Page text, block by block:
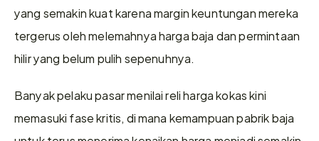
yang semakin kuat karena margin keuntungan mereka
tergerus oleh melemahnya harga baja dan permintaan
hilir yang belum pulih sepenuhnya.
Banyak pelaku pasar menilai reli harga kokas kini
memasuki fase kritis, di mana kemampuan pabrik baja